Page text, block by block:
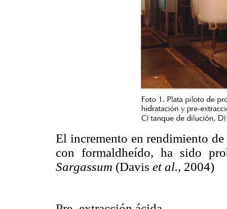
El incremento en rendimiento
con formaldheído, ha sido
Sargassum (Davis et al., 2004)